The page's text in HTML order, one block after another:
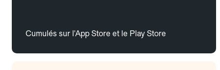
Cumulés sur l'App Store et le Play Store